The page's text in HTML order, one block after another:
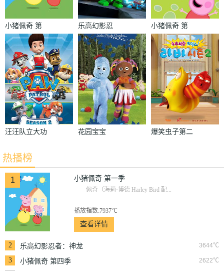
小猪佩奇 第
一季
乐高幻影忍
者：神龙崛起
小猪佩奇 第
四季
汪汪队立大功
花园宝宝
爆笑虫子第二
热播榜
1 小猪佩奇 第一季
佩奇（海莉·博德 Harley Bird 配...
播放指数:7937℃
查看详情
2 3644℃
乐高幻影忍者：神龙
崛起
3 2622℃
小猪佩奇 第四季